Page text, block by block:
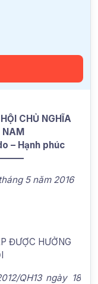
CHỦ NGHĨA
NAM
– Hạnh phúc
5 năm 2016
ĐƯỢC HƯỞNG
QH13 ngày 18